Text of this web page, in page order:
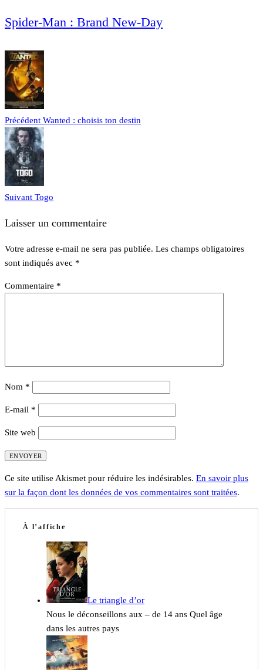
Spider-Man : Brand New-Day
Précédent Wanted : choisis ton destin
Suivant Togo
Laisser un commentaire
Votre adresse e-mail ne sera pas publiée. Les champs obligatoires
sont indiqués avec *
Commentaire *
Nom *
E-mail *
Site web
Ce site utilise Akismet pour réduire les indésirables. En savoir plus
sur la façon dont les données de vos commentaires sont traitées.
À l’affiche
Le triangle d’or
Nous le déconseillons aux – de 14 ans Quel âge
dans les autres pays